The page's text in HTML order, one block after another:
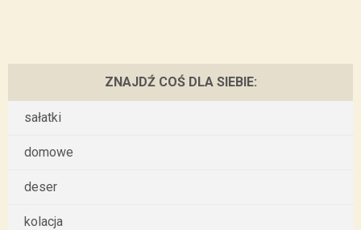
ZNAJDŹ COŚ DLA SIEBIE:
sałatki
domowe
deser
kolacja